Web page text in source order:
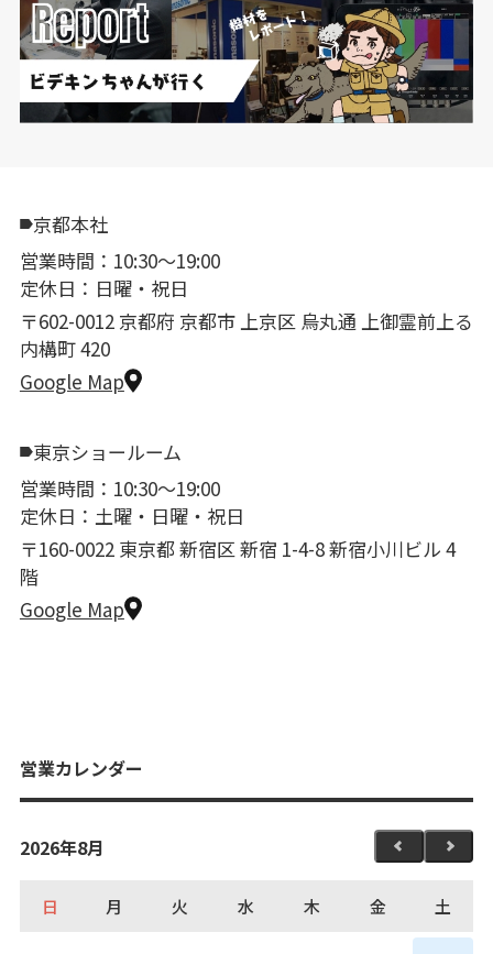
京都本社
営業時間：10:30〜19:00
定休日：日曜・祝日
〒602-0012 京都府 京都市 上京区 烏丸通 上御霊前上る
内構町 420
Google Map
東京ショールーム
営業時間：10:30〜19:00
定休日：土曜・日曜・祝日
〒160-0022 東京都 新宿区 新宿 1-4-8 新宿小川ビル 4
階
Google Map
営業カレンダー
2026年8月
日 月 火 水 木 金 土